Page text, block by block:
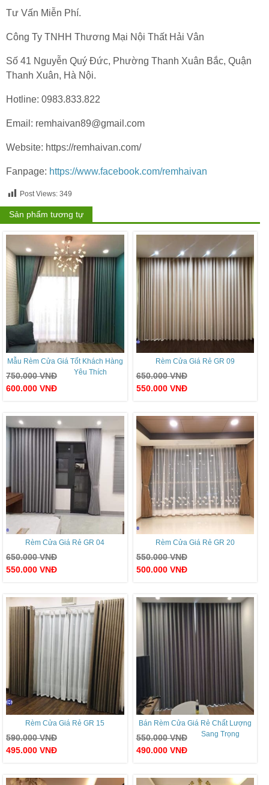
Tư Vấn Miễn Phí.
Công Ty TNHH Thương Mại Nội Thất Hải Vân
Số 41 Nguyễn Quý Đức, Phường Thanh Xuân Bắc, Quận
Thanh Xuân, Hà Nội.
Hotline: 0983.833.822
Email: remhaivan89@gmail.com
Website: https://remhaivan.com/
Fanpage: https://www.facebook.com/remhaivan
Post Views: 349
Sản phẩm tương tự
Mẫu Rèm Cửa Giá Tốt Khách Hàng
Yêu Thích
750.000VNĐ
600.000 VNĐ
Rèm Cửa Giá Rẻ GR 09
650.000VNĐ
550.000 VNĐ
Rèm Cửa Giá Rẻ GR 04
650.000VNĐ
550.000 VNĐ
Rèm Cửa Giá Rẻ GR 20
550.000VNĐ
500.000 VNĐ
Rèm Cửa Giá Rẻ GR 15
590.000VNĐ
495.000 VNĐ
Bán Rèm Cửa Giá Rẻ Chất Lượng
Sang Trọng
550.000VNĐ
490.000 VNĐ